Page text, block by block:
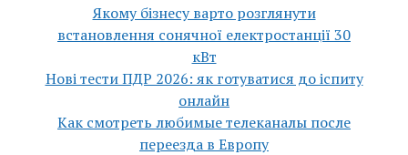
Якому бізнесу варто розглянути
встановлення сонячної електростанції 30
кВт
Нові тести ПДР 2026: як готуватися до іспиту
онлайн
Как смотреть любимые телеканалы после
переезда в Европу